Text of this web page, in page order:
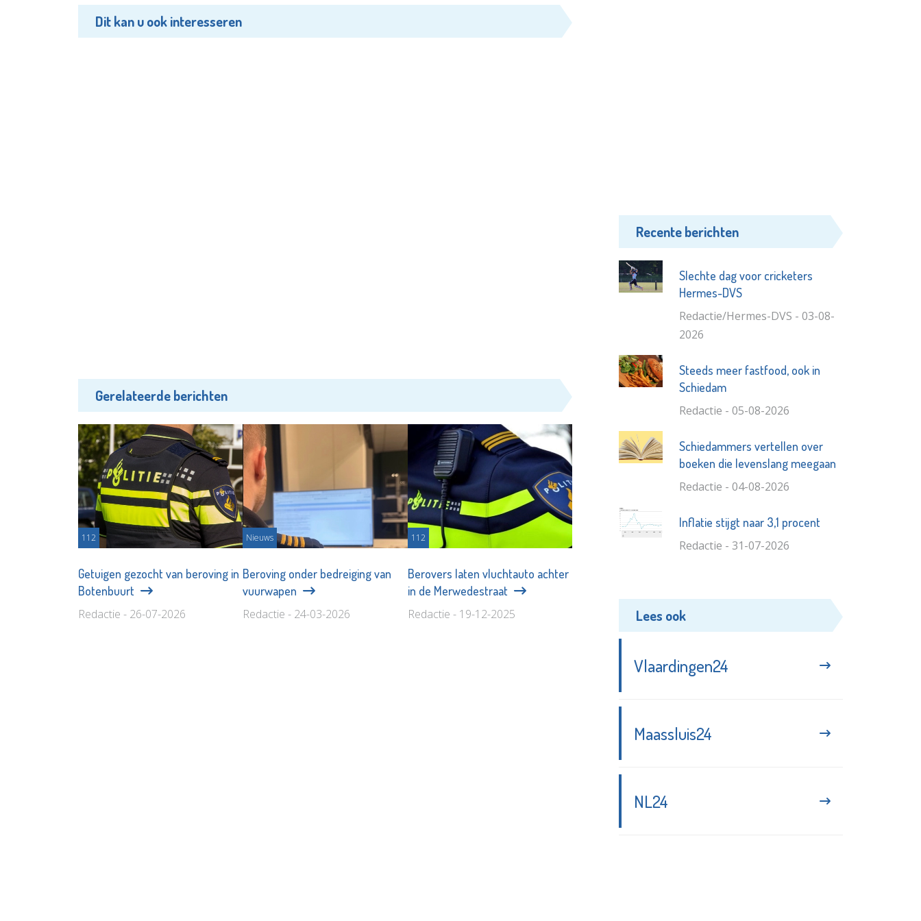
Dit kan u ook interesseren
Gerelateerde berichten
112
Getuigen gezocht van beroving in
Botenbuurt
Redactie - 26-07-2026
Nieuws
Beroving onder bedreiging van
vuurwapen
Redactie - 24-03-2026
112
Berovers laten vluchtauto achter
in de Merwedestraat
Redactie - 19-12-2025
Recente berichten
Slechte dag voor cricketers
Hermes-DVS
Redactie/Hermes-DVS - 03-08-
2026
Steeds meer fastfood, ook in
Schiedam
Redactie - 05-08-2026
Schiedammers vertellen over
boeken die levenslang meegaan
Redactie - 04-08-2026
Inflatie stijgt naar 3,1 procent
Redactie - 31-07-2026
Lees ook
Vlaardingen24
Maassluis24
NL24